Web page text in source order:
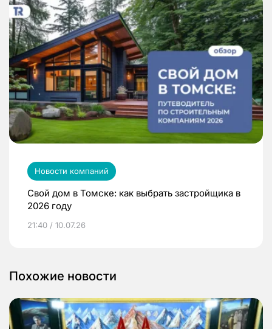
Новости компаний
Свой дом в Томске: как выбрать застройщика в
2026 году
21:40 / 10.07.26
Похожие новости